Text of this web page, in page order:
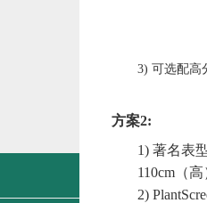
3) 可选配高
方案2:
1) 著名表
110cm（
2)